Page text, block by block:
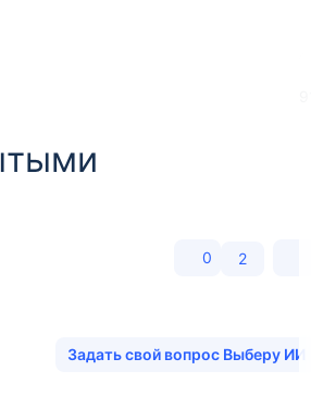
0 2
Задать свой вопрос Выберу ИИ